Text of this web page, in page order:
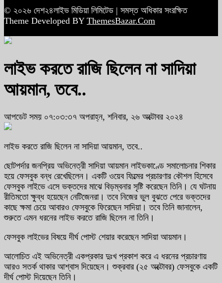
© ২০২৬ দেশ২৪লাইভ মিডিয়া লিমিটেড | সমস্ত অধিকার সংরক্ষিত
Theme Developed BY ThemesBazar.Com
লাইভ করতে রাজি ছিলেন না সাদিয়া
আয়মান, তবে..
আপডেট সময় ০৭:০৩:৩৭ অপরাহ্ন, শনিবার, ২৬ অক্টোবর ২০২৪
লাইভ করতে রাজি ছিলেন না সাদিয়া আয়মান, তবে..
ছোটপর্দার জনপ্রিয় অভিনেত্রী সাদিয়া আয়মান লাইভকাণ্ডে সমালোচনার শিকার
হয়ে ফেসবুক বন্ধ রেখেছিলেন। একটি ওয়েব ফিল্মের প্রচারণার কৌশল হিসেবে
ফেসবুক লাইভে এসে ভক্তদের মাঝে বিড়ম্বনার সৃষ্টি করেছেন তিনি। যে ঘটনায়
রীতিমতো ক্ষুব্ধ হয়েছেন নেটিজেনরা। তবে নিজের ভুল বুঝতে পেরে ভক্তদের
কাছে ক্ষমা চেয়ে আবারও ফেসবুকে ফিরেছেন সাদিয়া। তবে তিনি জানালেন,
শুরুতে এমন ধরনের লাইভ করতে রাজি ছিলেন না তিনি।
ফেসবুক লাইভের বিষয়ে দীর্ঘ পোস্ট শেয়ার করেছেন সাদিয়া আয়মান।
আলোচিত এই অভিনেত্রী একপ্রকার দুঃখ প্রকাশ করে এ ধরনের প্রচারণায়
আরও সতর্ক থাকার আশ্বাস দিয়েছেন। শুক্রবার (২৫ অক্টোবর) ফেসবুকে একটি
দীর্ঘ পোস্ট দিয়েছেন তিনি।